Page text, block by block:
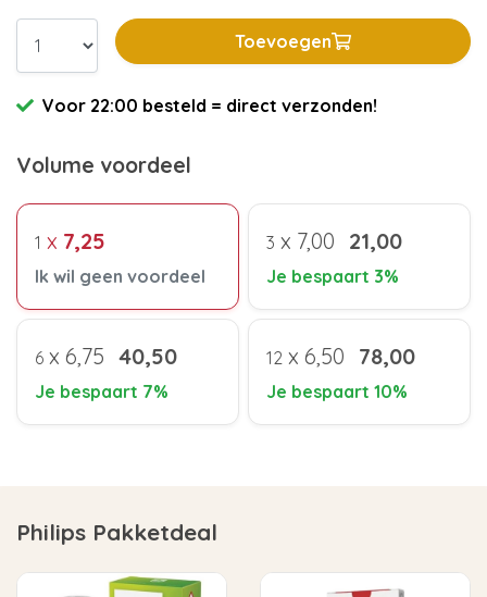
Toevoegen
Voor 22:00 besteld = direct verzonden!
Volume voordeel
1 x 7,25
Ik wil geen voordeel
3 x 7,00 21,00
Je bespaart 3%
6 x 6,75 40,50
Je bespaart 7%
12 x 6,50 78,00
Je bespaart 10%
Philips Pakketdeal